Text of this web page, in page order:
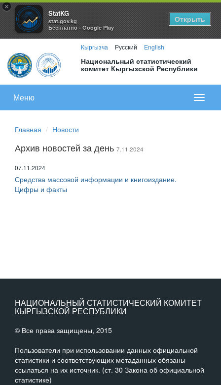
×
StatKG
stat.gov.kg
Бесплатно - Google Play
Открыть
Кыргызча Русский English
Национальный статистический
комитет Кыргызской Республики
меню
Меню
Главная Новости
Архив новостей за день 7.11.2024
07.11.2024
Средства массовой информации и книгоиздание.
Цифры и факты
НАЦИОНАЛЬНЫЙ СТАТИСТИЧЕСКИЙ КОМИТЕТ
КЫРГЫЗСКОЙ РЕСПУБЛИКИ
© Все права защищены, 2015
Пользователи при использовании данных официальной
статистики и соответствующих метаданных обязаны
ссылаться на их источник. (ст. 30 Закона об официальной
статистике)